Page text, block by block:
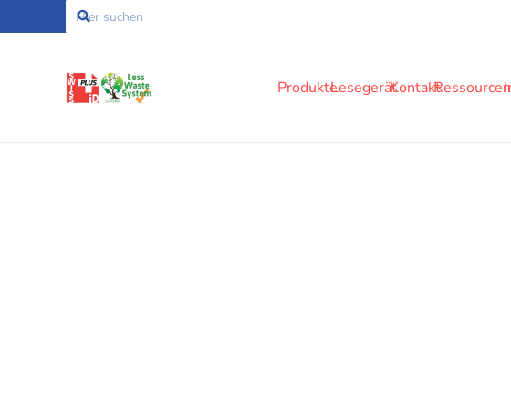
ProdukteLesegerätKontaktRessourcen